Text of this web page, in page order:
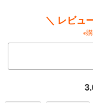
＼ レビュ
※